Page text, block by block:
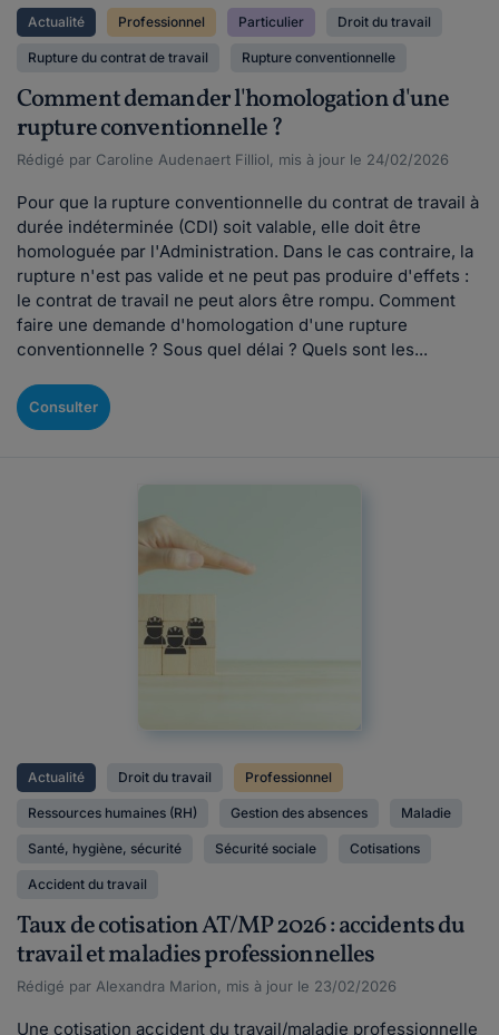
Actualité Professionnel Particulier Droit du travail
Rupture du contrat de travail Rupture conventionnelle
Comment demander l'homologation d'une
rupture conventionnelle ?
Rédigé par Caroline Audenaert Filliol, mis à jour le 24/02/2026
Pour que la rupture conventionnelle du contrat de travail à
durée indéterminée (CDI) soit valable, elle doit être
homologuée par l'Administration. Dans le cas contraire, la
rupture n'est pas valide et ne peut pas produire d'effets :
le contrat de travail ne peut alors être rompu. Comment
faire une demande d'homologation d'une rupture
conventionnelle ? Sous quel délai ? Quels sont les...
Consulter
Actualité Droit du travail Professionnel
Ressources humaines (RH) Gestion des absences Maladie
Santé, hygiène, sécurité Sécurité sociale Cotisations
Accident du travail
Taux de cotisation AT/MP 2026 : accidents du
travail et maladies professionnelles
Rédigé par Alexandra Marion, mis à jour le 23/02/2026
Une cotisation accident du travail/maladie professionnelle